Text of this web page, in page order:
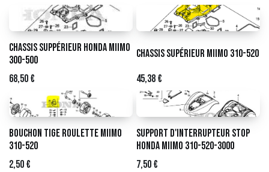
de l’afficheur.
Chassis suppérieur HONDA Miimo
300-500
68,50€
Chassis supérieur Miimo 310-520
45,38€
Bouchon tige roulette Miimo
310-520
2,50€
Support d'interrupteur Stop
Honda Miimo 310-520-3000
7,50€